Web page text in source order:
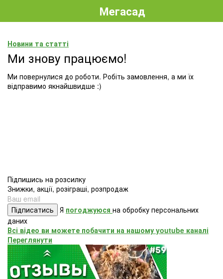
Мегасад
Новини та статті
Ми знову працюємо!
Ми повернулися до роботи. Робіть замовлення, а ми їх
відправимо якнайшвидше :)
Підпишись на розсилку
Знижки, акції, розіграші, розпродаж
Підписатись Я погоджуюся на обробку персональних
даних
Всі відео ви можете побачити на нашому youtube каналі
Переглянути